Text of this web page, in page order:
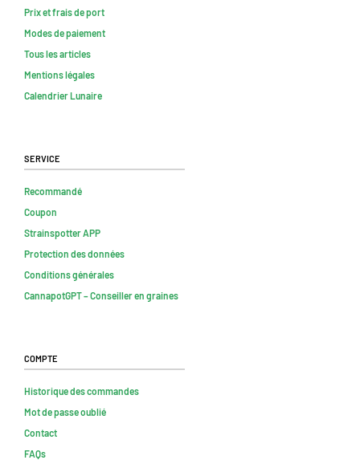
Prix et frais de port
Modes de paiement
Tous les articles
Mentions légales
Calendrier Lunaire
Service
Recommandé
Coupon
Strainspotter APP
Protection des données
Conditions générales
CannapotGPT – Conseiller en graines
Compte
Historique des commandes
Mot de passe oublié
Contact
FAQs